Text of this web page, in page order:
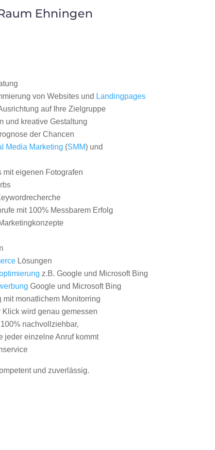
Ehningen
von Websites und Landingpages
auf Ihre Zielgruppe
und kreative Gestaltung
der Chancen
Media Marketing (SMM) und
mit eigenen Fotografen
mit 100% Messbarem Erfolg
Lösungen
z.B. Google und Microsoft Bing
Google und Microsoft Bing
mit monatlichem Monitorring
wird genau gemessen
nachvollziehbar,
jeder einzelne Anruf kommt
und zuverlässig.